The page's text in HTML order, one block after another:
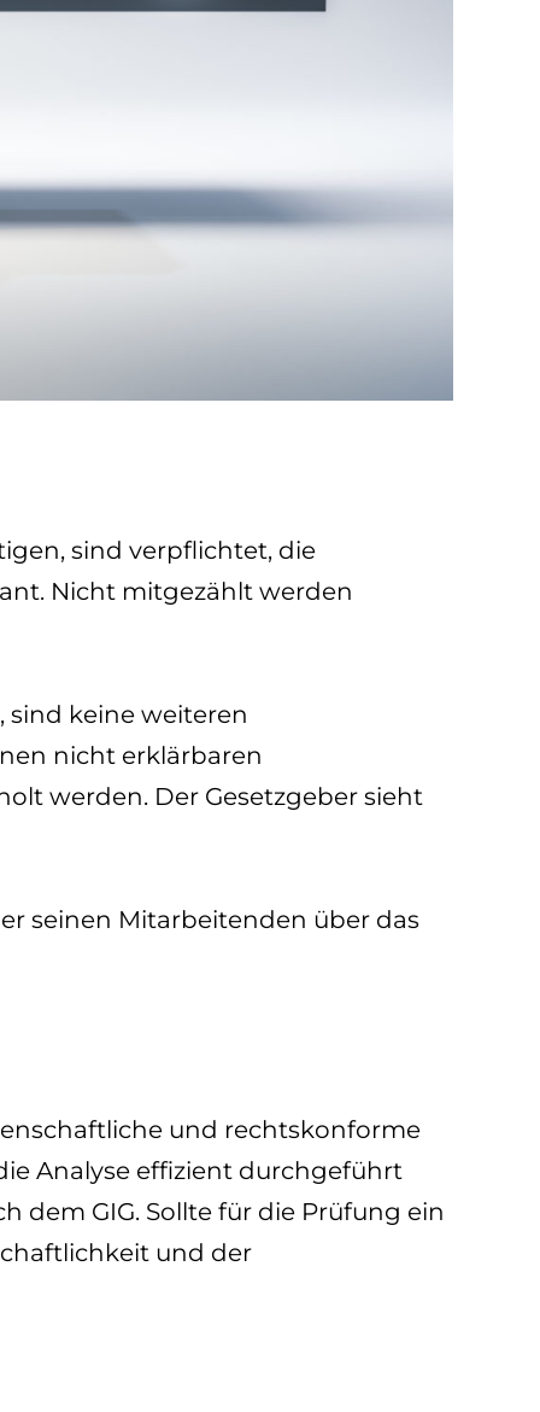
sind verpflichtet, die
Nicht mitgezählt werden
sind keine weiteren
nicht erklärbaren
werden. Der Gesetzgeber sieht
seinen Mitarbeitenden über das
und rechtskonforme
Analyse effizient durchgeführt
dem GIG. Sollte für die Prüfung ein
und der